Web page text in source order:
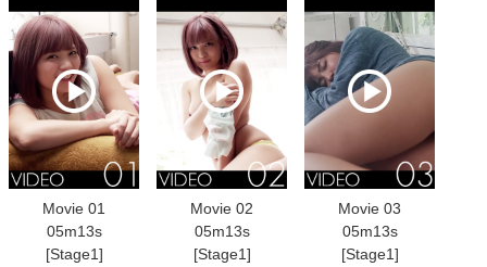
Movie 01
05m13s
[Stage1]
Movie 02
05m13s
[Stage1]
Movie 03
05m13s
[Stage1]